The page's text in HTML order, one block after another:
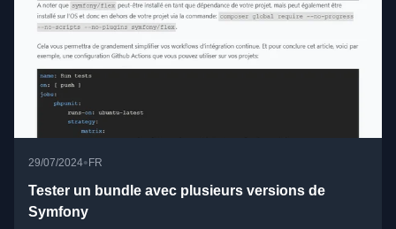
29/07/2024•FR
Tester un bundle avec plusieurs versions de
Symfony